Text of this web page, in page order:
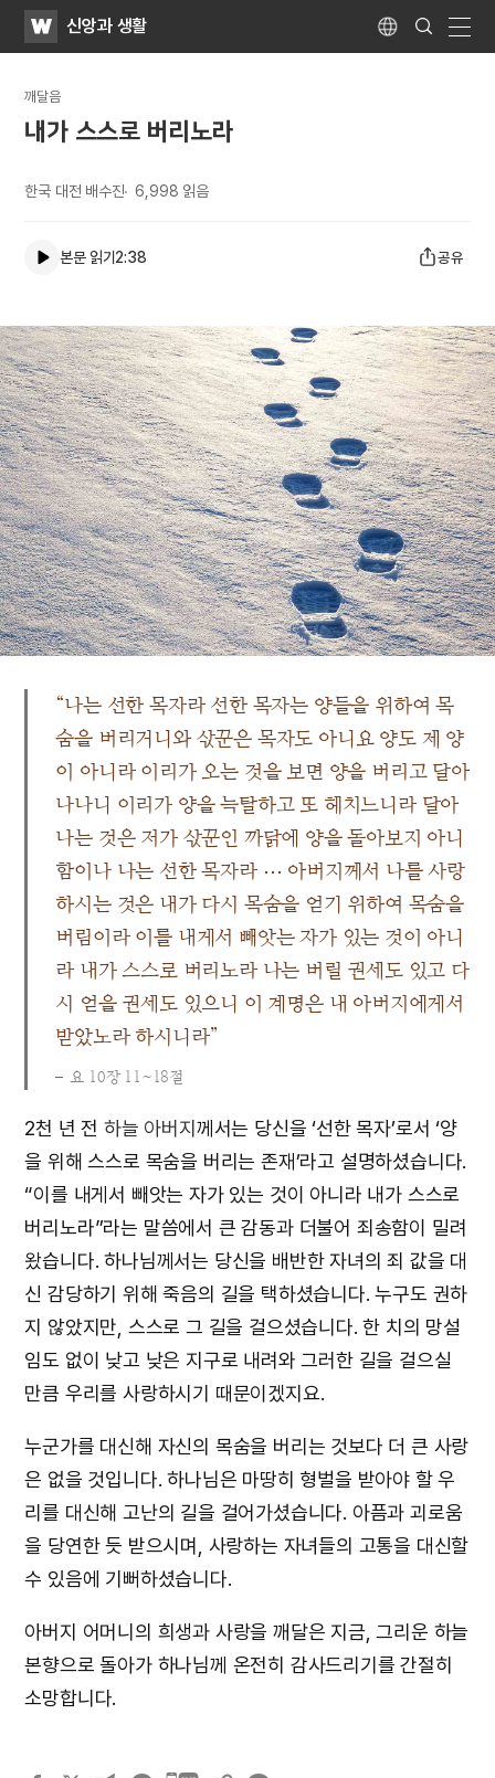
WATV신앙과 생활 Language
Search
Submit
깨달음
내가 스스로 버리노라
한국 대전 배수진 6,998 읽음
본문 읽기2:38 공유
“나는 선한 목자라 선한 목자는 양들을 위하여 목
숨을 버리거니와 삯꾼은 목자도 아니요 양도 제 양
이 아니라 이리가 오는 것을 보면 양을 버리고 달아
나나니 이리가 양을 늑탈하고 또 헤치느니라 달아
나는 것은 저가 삯꾼인 까닭에 양을 돌아보지 아니
함이나 나는 선한 목자라 ⋯ 아버지께서 나를 사랑
하시는 것은 내가 다시 목숨을 얻기 위하여 목숨을
버림이라 이를 내게서 빼앗는 자가 있는 것이 아니
라 내가 스스로 버리노라 나는 버릴 권세도 있고 다
시 얻을 권세도 있으니 이 계명은 내 아버지에게서
받았노라 하시니라”
요 10장 11~18절
2천 년 전 하늘 아버지께서는 당신을 ‘선한 목자’로서 ‘양
을 위해 스스로 목숨을 버리는 존재’라고 설명하셨습니다.
“이를 내게서 빼앗는 자가 있는 것이 아니라 내가 스스로
버리노라”라는 말씀에서 큰 감동과 더불어 죄송함이 밀려
왔습니다. 하나님께서는 당신을 배반한 자녀의 죄 값을 대
신 감당하기 위해 죽음의 길을 택하셨습니다. 누구도 권하
지 않았지만, 스스로 그 길을 걸으셨습니다. 한 치의 망설
임도 없이 낮고 낮은 지구로 내려와 그러한 길을 걸으실
만큼 우리를 사랑하시기 때문이겠지요.
누군가를 대신해 자신의 목숨을 버리는 것보다 더 큰 사랑
은 없을 것입니다. 하나님은 마땅히 형벌을 받아야 할 우
리를 대신해 고난의 길을 걸어가셨습니다. 아픔과 괴로움
을 당연한 듯 받으시며, 사랑하는 자녀들의 고통을 대신할
수 있음에 기뻐하셨습니다.
아버지 어머니의 희생과 사랑을 깨달은 지금, 그리운 하늘
본향으로 돌아가 하나님께 온전히 감사드리기를 간절히
소망합니다.